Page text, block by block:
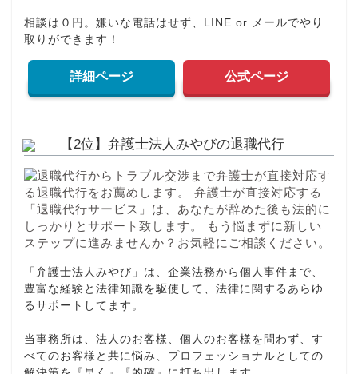
相談は０円。嫌いな電話はせず、LINE or メールでやり
取りができます！
詳細ページ 公式ページ
【2位】弁護士法人みやびの退職代行
「弁護士法人みやび」は、企業法務から個人事件まで、
豊富な経験と法律知識を駆使して、法律に関するあらゆ
るサポートしてます。
当事務所は、法人のお客様、個人のお客様を問わず、す
べてのお客様と共に悩み、プロフェッショナルとしての